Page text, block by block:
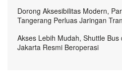
Dorong Aksesibilitas Modern,
Tangerang Perluas Jaringan
Akses Lebih Mudah, Shuttle
Jakarta Resmi Beroperasi